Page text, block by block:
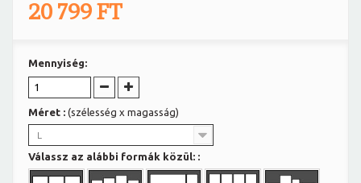
20 799 FT
Mennyiség:
Méret : (szélesség x magasság)
L
Válassz az alábbi formák közül: :